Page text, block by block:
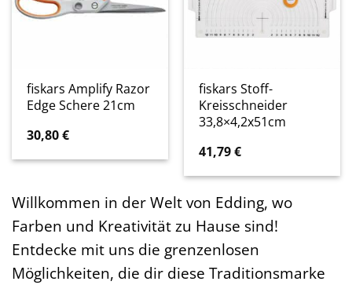
fiskars Amplify Razor
Edge Schere 21cm
30,80€
fiskars Stoff-
Kreisschneider
33,8×4,2x51cm
41,79€
Willkommen in der Welt von Edding, wo
Farben und Kreativität zu Hause sind!
Entdecke mit uns die grenzenlosen
Möglichkeiten, die dir diese Traditionsmarke